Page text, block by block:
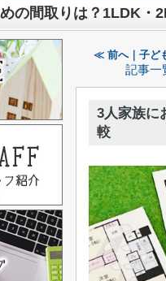
の間取りは？1LDK・
≪ 前へ｜子ど
記事一
3人家族に
較